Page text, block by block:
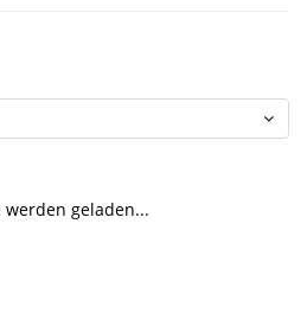
geladen...